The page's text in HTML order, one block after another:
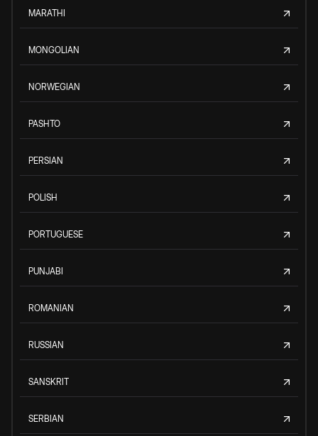
MARATHI
MONGOLIAN
NORWEGIAN
PASHTO
PERSIAN
POLISH
PORTUGUESE
PUNJABI
ROMANIAN
RUSSIAN
SANSKRIT
SERBIAN